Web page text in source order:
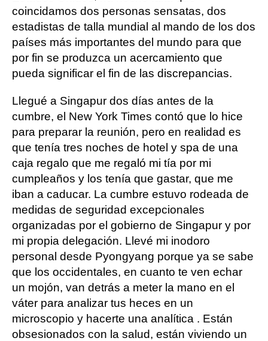
coincidamos dos personas sensatas, dos
estadistas de talla mundial al mando de los dos
países más importantes del mundo para que
por fin se produzca un acercamiento que
pueda significar el fin de las discrepancias.
Llegué a Singapur dos días antes de la
cumbre, el New York Times contó que lo hice
para preparar la reunión, pero en realidad es
que tenía tres noches de hotel y spa de una
caja regalo que me regaló mi tía por mi
cumpleaños y los tenía que gastar, que me
iban a caducar. La cumbre estuvo rodeada de
medidas de seguridad excepcionales
organizadas por el gobierno de Singapur y por
mi propia delegación. Llevé mi inodoro
personal desde Pyongyang porque ya se sabe
que los occidentales, en cuanto te ven echar
un mojón, van detrás a meter la mano en el
váter para analizar tus heces en un
microscopio y hacerte una analítica . Están
obsesionados con la salud, están viviendo un